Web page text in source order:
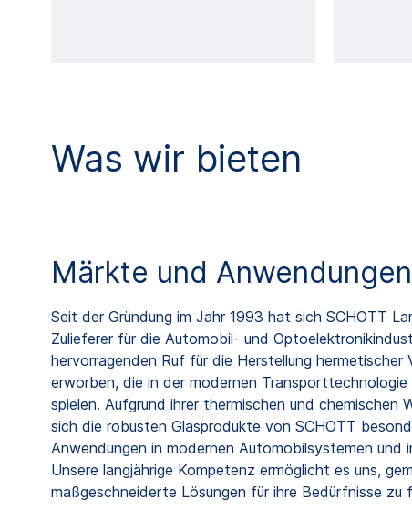
Was wir bieten
Märkte und Anwendungen
Seit der Gründung im Jahr 1993 hat sich SCHOTT
Zulieferer für die Automobil- und
hervorragenden Ruf für die Herstellung hermetischer
erworben, die in der modernen
spielen. Aufgrund ihrer thermischen und chemischen
sich die robusten Glasprodukte von SCHOTT
Anwendungen in modernen Automobilsystemen und
Unsere langjährige Kompetenz ermöglicht es uns,
maßgeschneiderte Lösungen für ihre Bedürfnisse zu